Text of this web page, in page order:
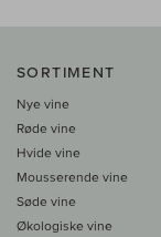
SORTIMENT
Nye vine
Røde vine
Hvide vine
Mousserende vine
Søde vine
Økologiske vine